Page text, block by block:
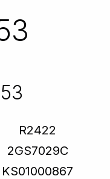
R2422
2GS7029C
KS01000867